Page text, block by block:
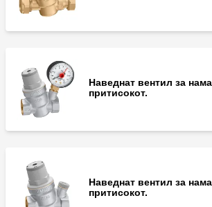
Наведнат вентил за
притисокот.
Наведнат вентил за
притисокот.